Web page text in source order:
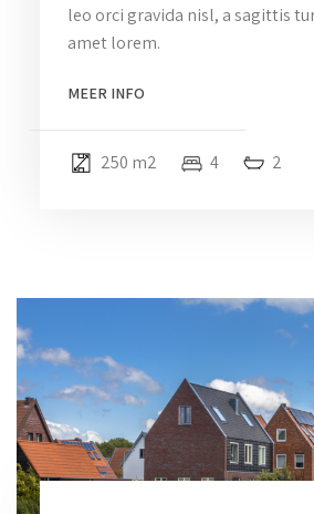
leo orci gravida nisl, a sagittis
amet lorem.
MEER INFO
250 m2 4 2